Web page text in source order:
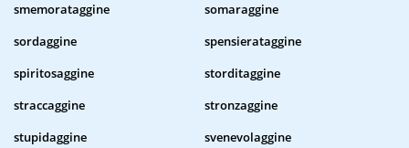
smemorataggine
somaraggine
sordaggine
spensierataggine
spiritosaggine
storditaggine
straccaggine
stronzaggine
stupidaggine
svenevolaggine